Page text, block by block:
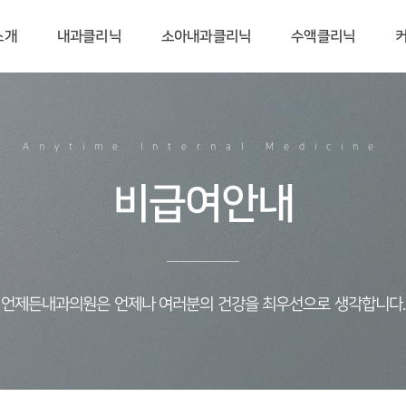
개 내과클리닉 소아내과클리닉 수액클리닉
Anytime Internal Medicine
비급여안내
언제든내과의원은 언제나 여러분의 건강을 최우선으로 생각합니다.